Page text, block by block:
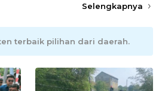
Selengkapnya
terbaik pilihan dari daerah.